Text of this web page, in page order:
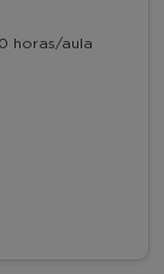
horas/aula